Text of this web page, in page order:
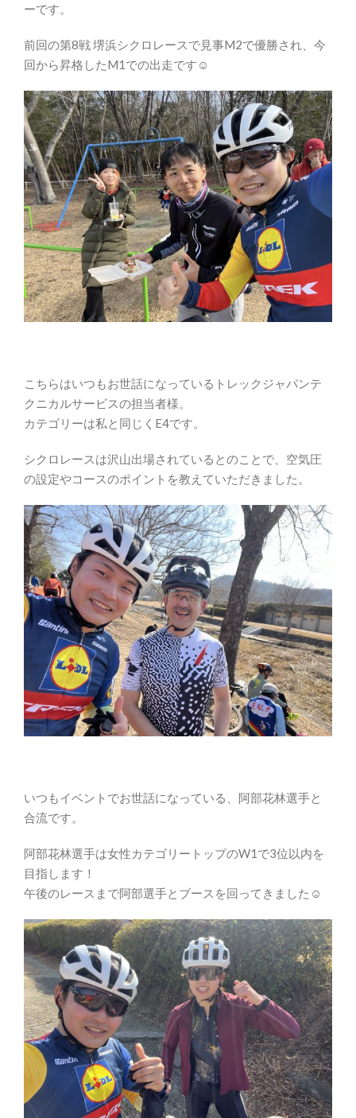
ーです。
前回の第8戦 堺浜シクロレースで見事M2で優勝され、今
回から昇格したM1での出走です☺
こちらはいつもお世話になっているトレックジャパンテ
クニカルサービスの担当者様。
カテゴリーは私と同じくE4です。
シクロレースは沢山出場されているとのことで、空気圧
の設定やコースのポイントを教えていただきました。
いつもイベントでお世話になっている、阿部花林選手と
合流です。
阿部花林選手は女性カテゴリートップのW1で3位以内を
目指します！
午後のレースまで阿部選手とブースを回ってきました☺